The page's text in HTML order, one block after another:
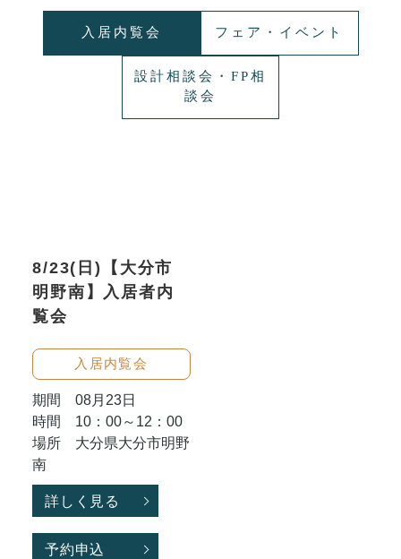
入居内覧会 フェア・イベント
設計相談会・FP相
談会
8/23(日)【大分市
明野南】入居者内
覧会
入居内覧会
期間 08月23日
時間 10：00～12：00
場所 大分県大分市明野
南
詳しく見る
予約申込